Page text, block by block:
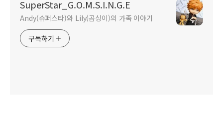
SuperStar_G.O.M.S.I.N.G.E
Andy(슈퍼스타)와 Lily(곰싱이)의 가족 이야기
구독하기